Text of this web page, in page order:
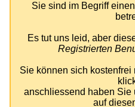
Sie sind im Begriff
Es tut uns leid, aber
Registrierten
Sie können sich
anschliessend haben Sie
auf